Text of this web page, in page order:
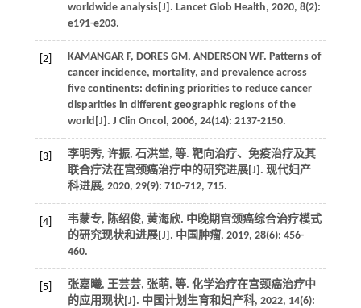
worldwide analysis[J]. Lancet Glob Health, 2020, 8(2):
e191-e203.
[2] KAMANGAR F, DORES GM, ANDERSON WF. Patterns of
cancer incidence, mortality, and prevalence across
five continents: defining priorities to reduce cancer
disparities in different geographic regions of the
world[J]. J Clin Oncol , 2006, 24(14): 2137-2150.
[3] 李明秀, 许振, 石洪堂, 等. 靶向治疗、免疫治疗及其
联合疗法在宫颈癌治疗中的研究进展[J]. 现代妇产
科进展, 2020, 29(9): 710-712, 715.
[4]
韦蒙专, 陈绍俊, 黄海欣. 中晚期宫颈癌综合治疗模式
的研究现状和进展[J]. 中国肿瘤, 2019, 28(6): 456-
460.
[5] 张嘉曦, 王芸芸, 张萌, 等. 化学治疗在宫颈癌治疗中
的应用现状[J]. 中国计划生育和妇产科, 2022, 14(6):